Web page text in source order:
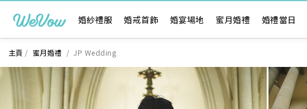
婚紗禮服 婚戒首飾 婚宴場地 蜜月婚禮 婚禮當日
主頁 / 蜜月婚禮 /JP Wedding